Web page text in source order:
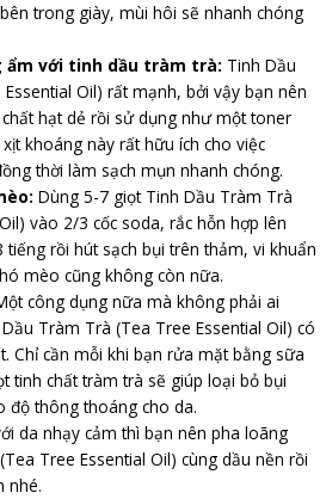
trong giày, mùi hôi sẽ nhanh chóng
ẩm với tinh dầu tràm trà: Tinh Dầu
Oil) rất mạnh, bởi vậy bạn nên
hạt dẻ rồi sử dụng như một toner
khoáng này rất hữu ích cho việc
thời làm sạch mụn nhanh chóng.
Dùng 5-7 giọt Tinh Dầu Tràm Trà
vào 2/3 cốc soda, rắc hỗn hợp lên
rồi hút sạch bụi trên thảm, vi khuẩn
mèo cũng không còn nữa.
công dụng nữa mà không phải ai
Tràm Trà (Tea Tree Essential Oil) có
Chỉ cần mỗi khi bạn rửa mặt bằng sữa
tinh chất tràm trà sẽ giúp loại bỏ bụi
độ thông thoáng cho da.
da nhạy cảm thì bạn nên pha loãng
Tree Essential Oil) cùng dầu nền rồi
nhé.